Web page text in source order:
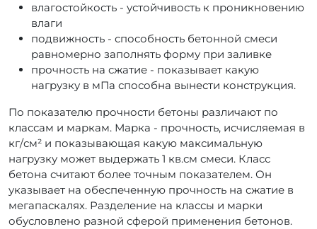
влагостойкость - устойчивость к проникновению
влаги
подвижность - способность бетонной смеси
равномерно заполнять форму при заливке
прочность на сжатие - показывает какую
нагрузку в мПа способна вынести конструкция.
По показателю прочности бетоны различают по
классам и маркам. Марка - прочность, исчисляемая в
кг/см² и показывающая какую максимальную
нагрузку может выдержать 1 кв.см смеси. Класс
бетона считают более точным показателем. Он
указывает на обеспеченную прочность на сжатие в
мегапаскалях. Разделение на классы и марки
обусловлено разной сферой применения бетонов.